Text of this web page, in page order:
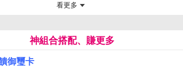
看更多
神組合搭配、賺更多
御璽卡